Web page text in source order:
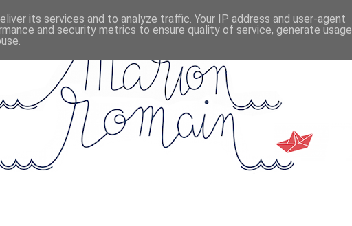
its services and to analyze traffic. Your IP address and user-agent
and security metrics to ensure quality of service, generate usage